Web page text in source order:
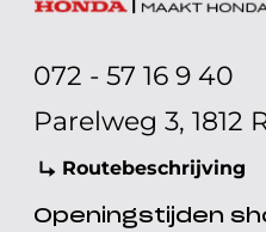
072 - 57 16 9 40
Parelweg 3, 1812
Routebeschrijving
Openingstijden